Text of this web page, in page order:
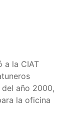
a la CIAT
del año 2000,
la oficina